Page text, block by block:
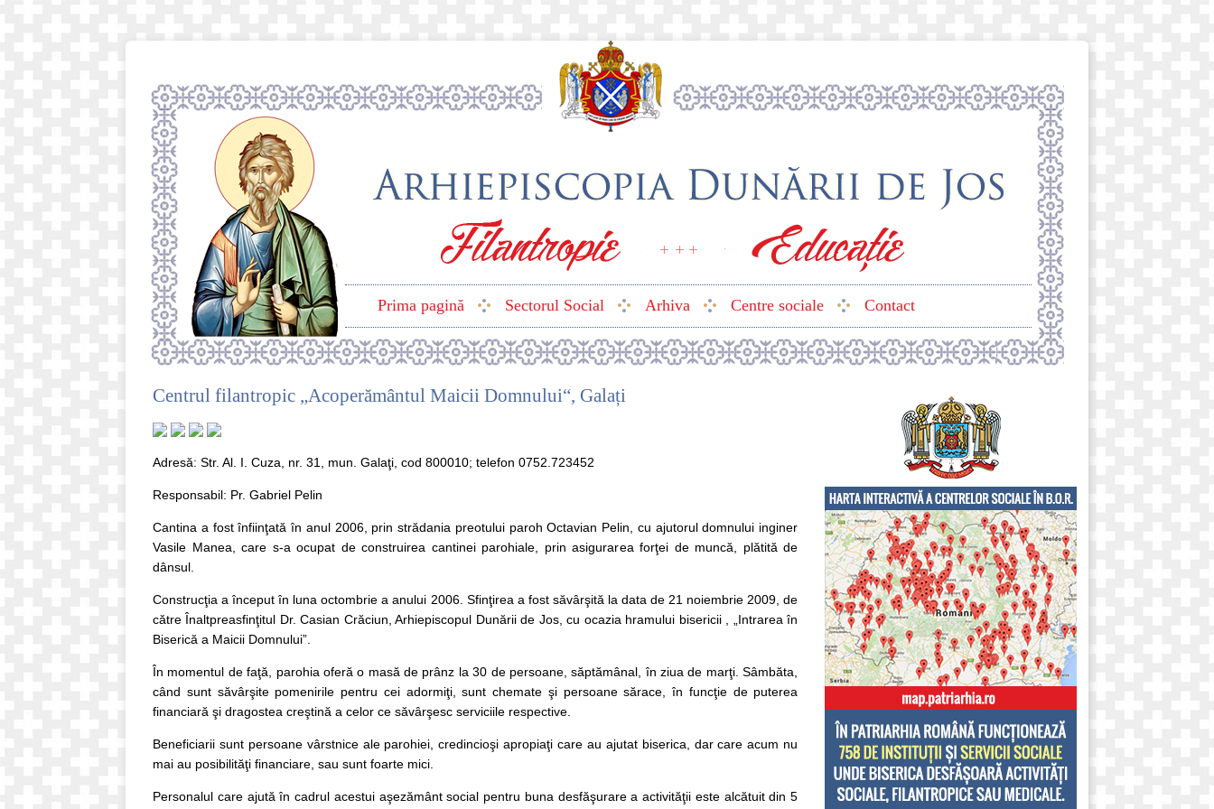
Prima pagină Sectorul Social Arhiva Centre sociale Contact
Centrul filantropic „Acoperământul Maicii Domnului“, Galați
Adresă: Str. Al. I. Cuza, nr. 31, mun. Galaţi, cod 800010; telefon 0752.723452
Responsabil: Pr. Gabriel Pelin
Cantina a fost înfiinţată în anul 2006, prin strădania preotului paroh Octavian Pelin, cu ajutorul domnului inginer
Vasile Manea, care s-a ocupat de construirea cantinei parohiale, prin asigurarea forţei de muncă, plătită de
dânsul.
Construcţia a început în luna octombrie a anului 2006. Sfinţirea a fost săvârşită la data de 21 noiembrie 2009, de
către Înaltpreasfinţitul Dr. Casian Crăciun, Arhiepiscopul Dunării de Jos, cu ocazia hramului bisericii , „Intrarea în
Biserică a Maicii Domnului”.
În momentul de faţă, parohia oferă o masă de prânz la 30 de persoane, săptămânal, în ziua de marţi. Sâmbăta,
când sunt săvârşite pomenirile pentru cei adormiţi, sunt chemate şi persoane sărace, în funcţie de puterea
financiară şi dragostea creştină a celor ce săvârşesc serviciile respective.
Beneficiarii sunt persoane vârstnice ale parohiei, credincioşi apropiaţi care au ajutat biserica, dar care acum nu
mai au posibilităţi financiare, sau sunt foarte mici.
Personalul care ajută în cadrul acestui aşezământ social pentru buna desfăşurare a activităţii este alcătuit din 5